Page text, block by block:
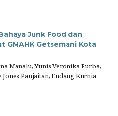
Junk Food dan
GMAHK Getsemani Kota
Manalu, Yunis Veronika Purba,
Panjaitan, Endang Kurnia